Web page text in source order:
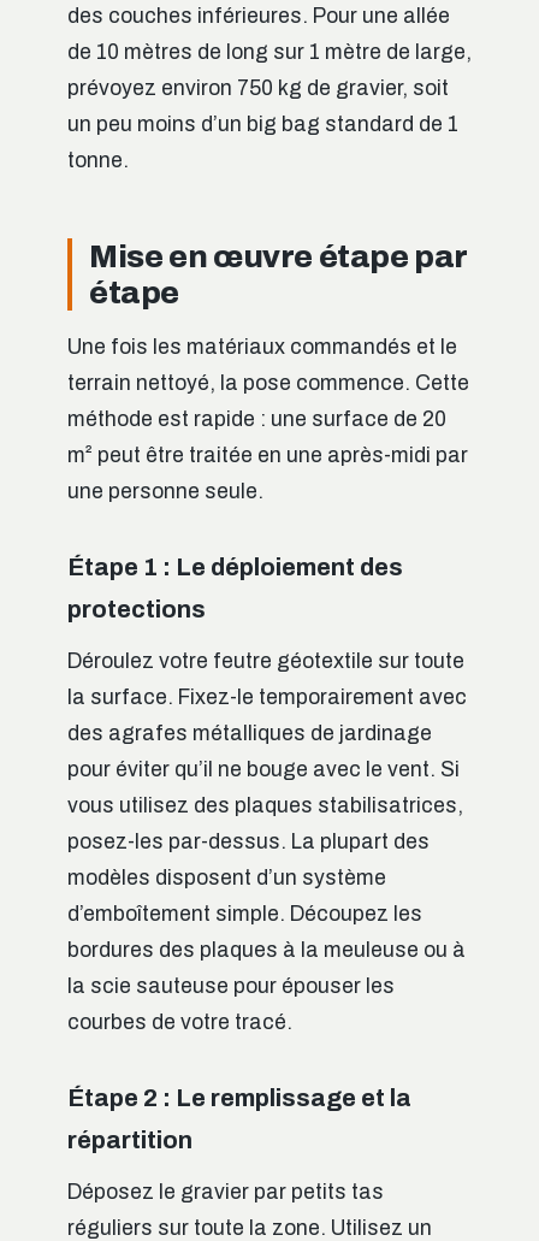
des couches inférieures. Pour une allée
de 10 mètres de long sur 1 mètre de large,
prévoyez environ 750 kg de gravier, soit
un peu moins d’un big bag standard de 1
tonne.
Mise en œuvre étape par
étape
Une fois les matériaux commandés et le
terrain nettoyé, la pose commence. Cette
méthode est rapide : une surface de 20
m² peut être traitée en une après-midi par
une personne seule.
Étape 1 : Le déploiement des
protections
Déroulez votre feutre géotextile sur toute
la surface. Fixez-le temporairement avec
des agrafes métalliques de jardinage
pour éviter qu’il ne bouge avec le vent. Si
vous utilisez des plaques stabilisatrices,
posez-les par-dessus. La plupart des
modèles disposent d’un système
d’emboîtement simple. Découpez les
bordures des plaques à la meuleuse ou à
la scie sauteuse pour épouser les
courbes de votre tracé.
Étape 2 : Le remplissage et la
répartition
Déposez le gravier par petits tas
réguliers sur toute la zone. Utilisez un